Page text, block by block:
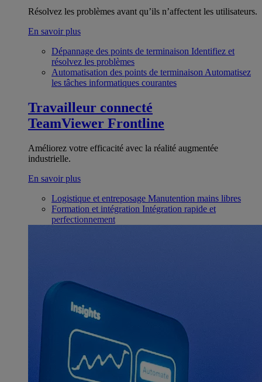
Résolvez les problèmes avant qu’ils n’affectent les utilisateurs.
En savoir plus
Dépannage des points de terminaison Identifiez et
résolvez les problèmes
Automatisation des points de terminaison Automatisez
les tâches informatiques courantes
Travailleur connecté
TeamViewer Frontline
Améliorez votre efficacité avec la réalité augmentée
industrielle.
En savoir plus
Logistique et entreposage Manutention mains libres
Formation et intégration Intégration rapide et
perfectionnement